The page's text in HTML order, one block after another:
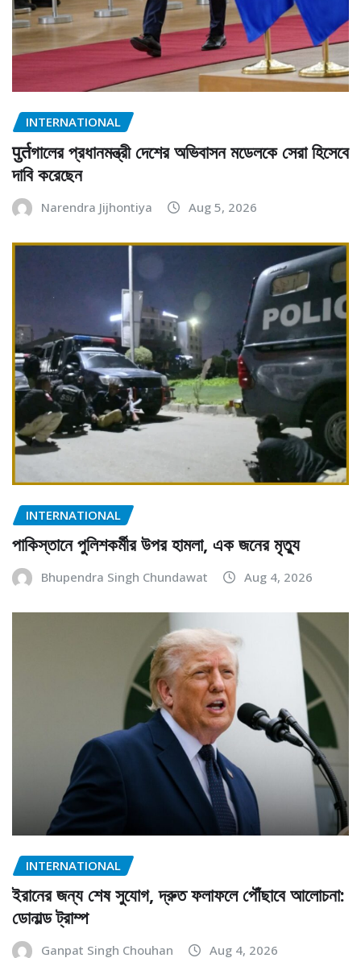
INTERNATIONAL
पुर्तগালের প্রধানমন্ত্রী দেশের অভিবাসন মডেলকে সেরা হিসেবে
দাবি করেছেন
Narendra Jijhontiya Aug 5, 2026
INTERNATIONAL
পাকিস্তানে পুলিশকর্মীর উপর হামলা, এক জনের মৃত্যু
Bhupendra Singh Chundawat Aug 4, 2026
INTERNATIONAL
ইরানের জন্য শেষ সুযোগ, দ্রুত ফলাফলে পৌঁছাবে আলোচনা:
ডোনাল্ড ট্রাম্প
Ganpat Singh Chouhan Aug 4, 2026